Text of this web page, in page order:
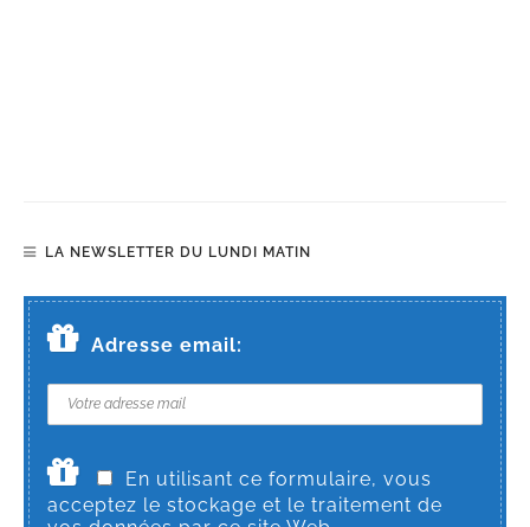
LA NEWSLETTER DU LUNDI MATIN
Adresse email:
En utilisant ce formulaire, vous
acceptez le stockage et le traitement de